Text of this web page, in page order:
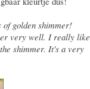
of golden shimmer!
very well. I really like
shimmer. It's a very